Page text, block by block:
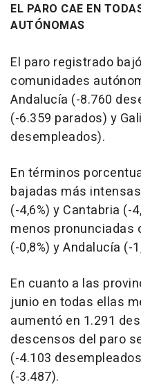
EL PARO CAE EN
AUTÓNOMAS
El paro registrado
comunidades
Andalucía (-8.760
(-6.359 parados) y
desempleados).
En términos
bajadas más
(-4,6%) y Cantabria (-
menos pronunciadas
(-0,8%) y Andalucía (-
En cuanto a las
junio en todas ellas
aumentó en 1.291
descensos del paro
(-4.103
(-3.487).